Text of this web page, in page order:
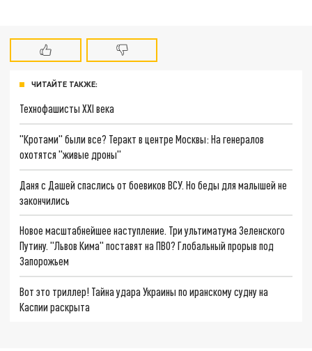
ЧИТАЙТЕ ТАКЖЕ:
Технофашисты XXI века
"Кротами" были все? Теракт в центре Москвы: На генералов
охотятся "живые дроны"
Даня с Дашей спаслись от боевиков ВСУ. Но беды для малышей не
закончились
Новое масштабнейшее наступление. Три ультиматума Зеленского
Путину. "Львов Кима" поставят на ПВО? Глобальный прорыв под
Запорожьем
Вот это триллер! Тайна удара Украины по иранскому судну на
Каспии раскрыта